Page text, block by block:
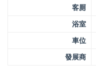
客厠
浴室
車位
發展商